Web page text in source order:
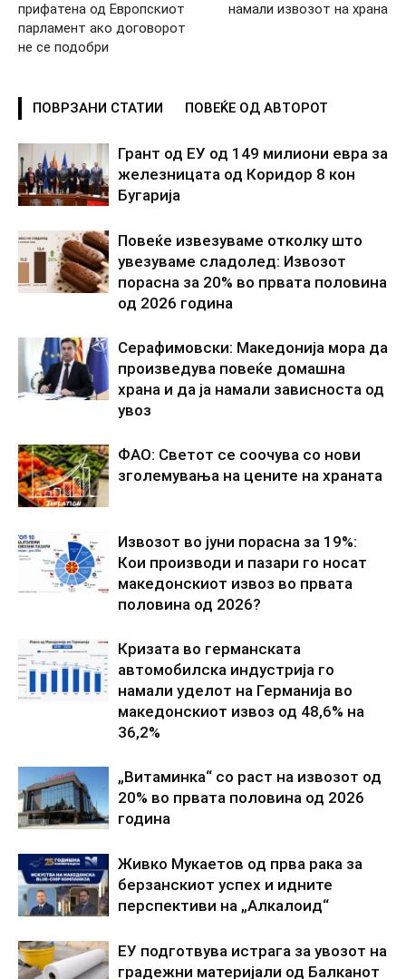
прифатена од Европскиот
парламент ако договорот
не се подобри
намали извозот на храна
ПОВРЗАНИ СТАТИИ ПОВЕЌЕ ОД АВТОРОТ
Грант од ЕУ од 149 милиони евра за
железницата од Коридор 8 кон
Бугарија
Повеќе извезуваме отколку што
увезуваме сладолед: Извозот
порасна за 20% во првата половина
од 2026 година
Серафимовски: Македонија мора да
произведува повеќе домашна
храна и да ја намали зависноста од
увоз
ФАО: Светот се соочува со нови
зголемувања на цените на храната
Извозот во јуни порасна за 19%:
Кои производи и пазари го носат
македонскиот извоз во првата
половина од 2026?
Кризата во германската
автомобилска индустрија го
намали уделот на Германија во
македонскиот извоз од 48,6% на
36,2%
„Витаминка“ со раст на извозот од
20% во првата половина од 2026
година
Живко Мукаетов од прва рака за
берзанскиот успех и идните
перспективи на „Алкалоид“
ЕУ подготвува истрага за увозот на
градежни материјали од Балканот